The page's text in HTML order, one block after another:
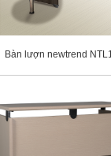
Bàn lượn newtrend